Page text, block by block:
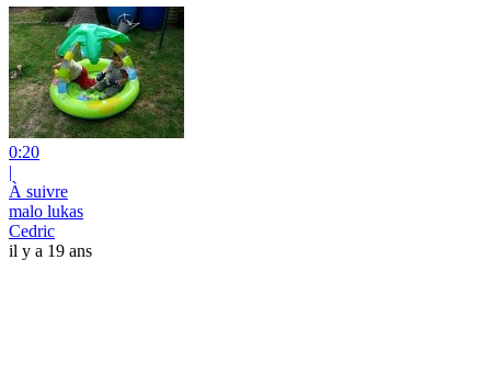
0:20
|
À suivre
malo lukas
Cedric
il y a 19 ans